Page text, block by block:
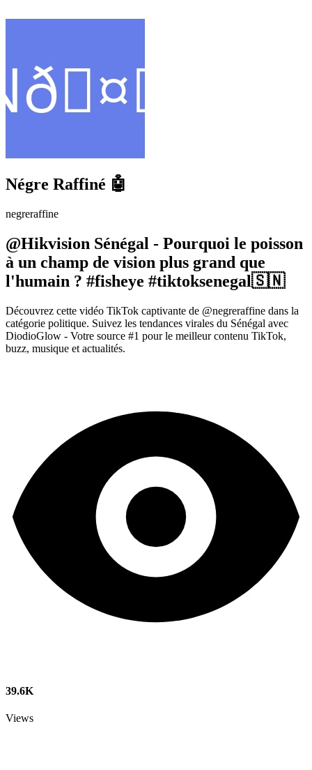
Négre Raffiné 🤖
negreraffine
@Hikvision Sénégal - Pourquoi le poisson
à un champ de vision plus grand que
l'humain ? #fisheye #tiktoksenegal🇸🇳
Découvrez cette vidéo TikTok captivante de @negreraffine dans la
catégorie politique. Suivez les tendances virales du Sénégal avec
DiodioGlow - Votre source #1 pour le meilleur contenu TikTok,
buzz, musique et actualités.
39.6K
Views